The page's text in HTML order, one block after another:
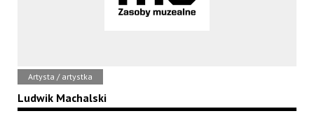
Artysta / artystka
Ludwik Machalski